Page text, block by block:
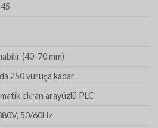
(40-70 mm)
250 vuruşa kadar
ekran arayüzlü PLC
50/60Hz